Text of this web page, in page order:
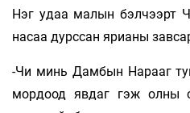
Нэг удаа малын бэлчээрт
насаа дурссан ярианы
-Чи минь Дамбын Нарааг
мордоод явдаг гэж олны